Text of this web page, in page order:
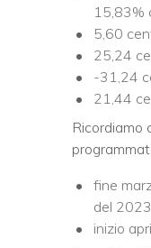
15,83%
5,60
25,24
-31,24
21,44
Ricordiamo
fine
del 2023
inizio